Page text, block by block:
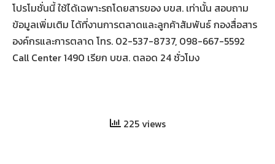
โปรโมชั่นนี้ ใช้ได้เฉพาะรถโดยสารของ บขส. เท่านั้น สอบถาม
ข้อมูลเพิ่มเติม ได้ที่งานการตลาดและลูกค้าสัมพันธ์ กองสื่อสาร
องค์กรและการตลาด โทร. 02-537-8737, 098-667-5592
Call Center 1490 เรียก บขส. ตลอด 24 ชั่วโมง
225 views